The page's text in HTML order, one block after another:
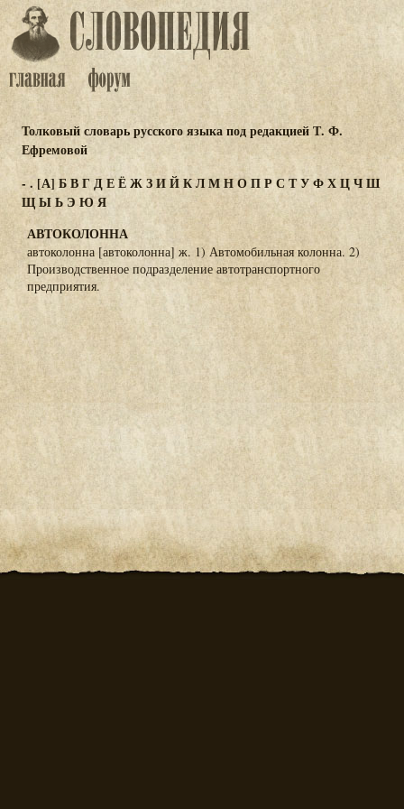
Толковый словарь русского языка под редакцией Т. Ф.
Ефремовой
- . [А] БВГДЕЁЖЗИЙКЛМНОПРС ТУФХЦЧШ
ЩЫЬЭ ЮЯ
АВТОКОЛОННА
автоколонна [автоколонна] ж. 1) Автомобильная колонна. 2)
Производственное подразделение автотранспортного
предприятия.